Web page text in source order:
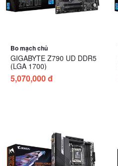
Bo mạch chủ
GIGABYTE Z790 UD DDR5
(LGA 1700)
5,070,000 đ